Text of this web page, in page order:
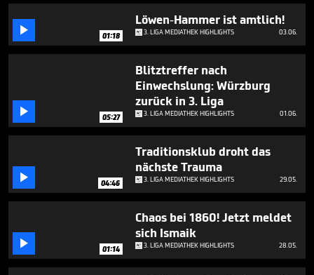
 01:18
Löwen-Hammer ist amtlich!
3. LIGA MEDIATHEK HIGHLIGHTS 03.06.
 05:27
Blitztreffer nach
Einwechslung: Würzburg
zurück in 3. Liga
3. LIGA MEDIATHEK HIGHLIGHTS 01.06.
 04:46
Traditionsklub droht das
nächste Trauma
3. LIGA MEDIATHEK HIGHLIGHTS 29.05.
 01:14
Chaos bei 1860! Jetzt meldet
sich Ismaik
3. LIGA MEDIATHEK HIGHLIGHTS 28.05.